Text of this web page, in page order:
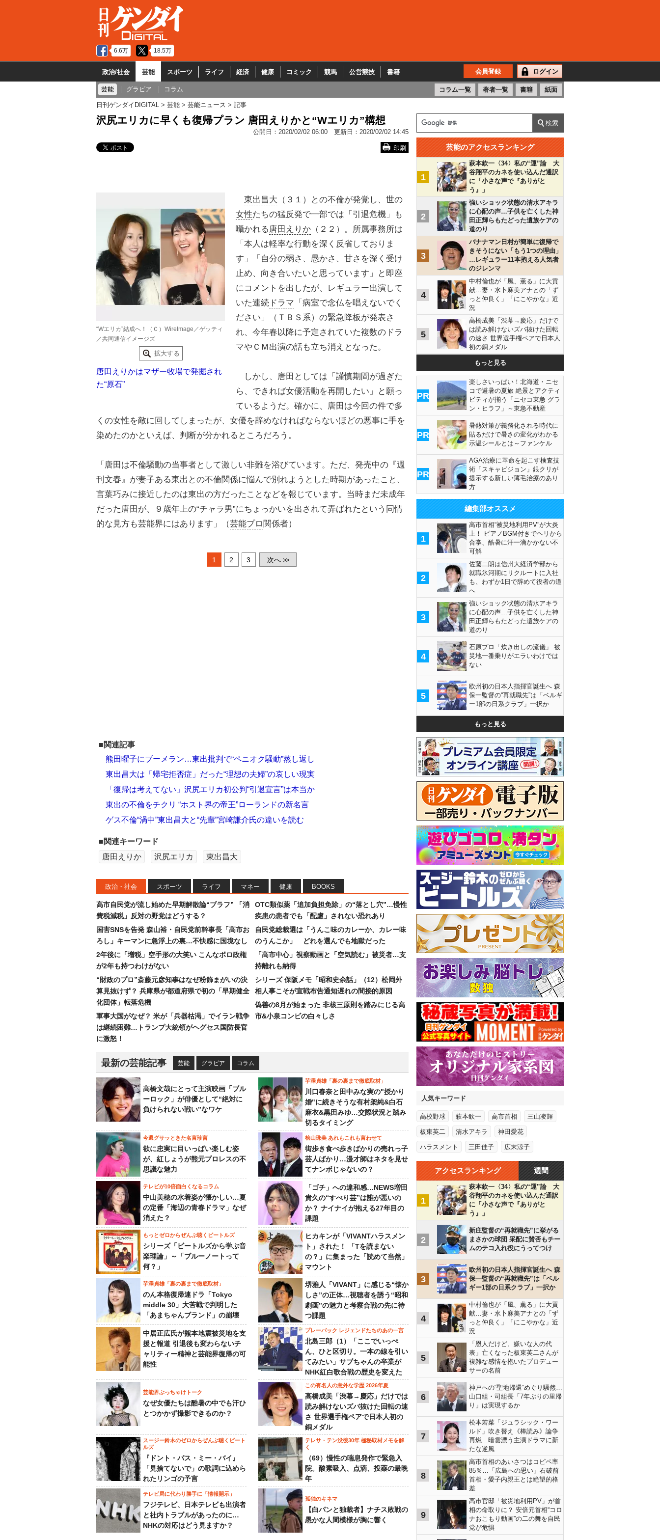
6.6万 18.5万
政治/社会 芸能 スポーツ ライフ 経済 健康 コミック 競馬 公営競技 書籍 会員登録 ログイン
芸能 グラビア コラム コラム一覧 著者一覧 書籍 紙面
日刊ゲンダイDIGITAL 芸能 芸能ニュース 記事
沢尻エリカに早くも復帰プラン 唐田えりかと“Wエリカ”構想
公開日： 2020/02/02 06:00 更新日： 2020/02/02 14:45
印刷
“Wエリカ”結成へ！（Ｃ）WireImage／ゲッティ
／共同通信イメージズ
拡大する
唐田えりかはマザー牧場で発掘され
た“原石”
東出昌大 （３１）との不倫が発覚し、世の
女性たちの猛反発で一部では「引退危機」も
囁かれる唐田えりか （２２）。所属事務所は
「本人は軽率な行動を深く反省しておりま
す」「自分の弱さ、愚かさ、甘さを深く受け
止め、向き合いたいと思っています」と即座
にコメントを出したが、レギュラー出演して
いた連続 ドラマ 「病室で念仏を唱えないでく
ださい」（ＴＢＳ系）の緊急降板が発表さ
れ、今年春以降に予定されていた複数のドラ
マやＣＭ出演の話も立ち消えとなった。
しかし、唐田としては「謹慎期間が過ぎた
ら、できれば女優活動を再開したい」と願っ
ているようだ。確かに、唐田は今回の件で多
くの女性を敵に回してしまったが、女優を辞めなければならないほどの悪事に手を
染めたのかといえば、判断が分かれるところだろう。
「唐田は不倫騒動の当事者として激しい非難を浴びています。ただ、発売中の『週
刊文春』が妻子ある東出との不倫関係に悩んで別れようとした時期があったこと、
言葉巧みに接近したのは東出の方だったことなどを報じています。当時まだ未成年
だった唐田が、９歳年上の“チャラ男”にちょっかいを出されて弄ばれたという同情
的な見方も芸能界にはあります」（芸能プロ 関係者）
1 2 3 次へ >>
■関連記事
熊田曜子にブーメラン…東出批判で“ペニオク騒動”蒸し返し
東出昌大は「帰宅拒否症」だった“理想の夫婦”の哀しい現実
「復帰は考えてない」沢尻エリカ初公判“引退宣言”は本当か
東出の不倫をチクリ “ホスト界の帝王”ローランドの新名言
ゲス不倫“渦中”東出昌大と“先輩”宮崎謙介氏の違いを読む
■関連キーワード
唐田えりか
沢尻エリカ 東出昌大
政治・社会 スポーツ ライフ マネー 健康 BOOKS
高市自民党が流し始めた早期解散論“ブラフ” 「消
費税減税」反対の野党はどうする？
国害SNSを告発 森山裕・自民党前幹事長「高市お
ろし」キーマンに急浮上の裏…不快感に国境なし
2年後に「増税」空手形の大笑い こんなボロ政権
が2年も持つわけがない
“財政のプロ”斎藤元彦知事はなぜ粉飾まがいの決
算見抜けず？ 兵庫県が都道府県で初の「早期健全
化団体」転落危機
軍事大国がなぜ？ 米が「兵器枯渇」でイラン戦争
は継続困難…トランプ大統領がヘグセス国防長官
に激怒！
OTC類似薬「追加負担免除」の“落とし穴”…慢性
疾患の患者でも「配慮」されない恐れあり
自民党総裁選は「うんこ味のカレーか、カレー味
のうんこか」 どれを選んでも地獄だった
「高市中心」視察動画と「空気読む」被災者…支
持離れも納得
シリーズ 保阪メモ「昭和史余話」（12）松岡外
相人事こそが宣戦布告通知遅れの間接的原因
偽善の8月が始まった 非核三原則を踏みにじる高
市&小泉コンビの白々しさ
最新の芸能記事 芸能 グラビア コラム
高橋文哉にとって主演映画「ブル
ーロック」が俳優として“絶対に
負けられない戦い”なワケ
芋澤貞雄「裏の裏まで徹底取材」
川口春奈と田中みな実の"授かり
婚"に続きそうな有村架純&白石
麻衣&黒田みゆ…交際状況と踏み
切るタイミング
今週グサッときた名言珍言
欲に忠実に目いっぱい楽しむ姿
が、紅しょうが熊元プロレスの不
思議な魅力
桧山珠美 あれもこれも言わせて
街歩き食べ歩きばかりの売れっ子
芸人ばかり…漫才師はネタを見せ
てナンボじゃないの？
テレビが10倍面白くなるコラム
中山美穂の水着姿が懐かしい…夏
の定番「海辺の青春ドラマ」なぜ
消えた？
「ゴチ」への違和感…NEWS増田
貴久の“すべり芸”は誰が悪いの
か？ ナイナイが抱える27年目の
課題
もっとゼロからぜんぶ聴くビートルズ
シリーズ「ビートルズから学ぶ音
楽理論」～「ブルーノートって
何？」
ヒカキンが「VIVANTハラスメン
ト」された！ 「Tを読まない
の？」に集まった「読めて当然」
マウント
芋澤貞雄「裏の裏まで徹底取材」
のん本格復帰連ドラ「Tokyo
middle 30」大苦戦で判明した
「あまちゃんブランド」の崩壊
堺雅人「VIVANT」に感じる“懐か
しさ”の正体…視聴者を誘う“昭和
劇画”の魅力と考察合戦の先に待
つ課題
中居正広氏が熊本地震被災地を支
援と報道 引退後も変わらないチ
ャリティー精神と芸能界復帰の可
能性
プレーバック レジェンドたちのあの一言
北島三郎（1）「ここでいっぺ
ん、ひと区切り。一本の線を引い
てみたい」サブちゃんの卒業が
NHK紅白歌合戦の歴史を変えた
芸能界ぶっちゃけトーク
なぜ女優たちは酷暑の中でも汗ひ
とつかかず撮影できるのか？
この有名人の意外な学歴 2026年夏
高橋成美「渋幕→慶応」だけでは
読み解けないズバ抜けた回転の速
さ 世界選手権ペアで日本人初の
銅メダル
スージー鈴木のゼロからぜんぶ聴くビート
ルズ
『ドント・パス・ミー・バイ』
「見捨てないで」の歌詞に込めら
れたリンゴの予言
テレサ・テン没後30年 極秘取材メモを解
く
（69）慢性の喘息発作で緊急入
院。酸素吸入、点滴、投薬の最晩
年
テレビ局に代わり勝手に「情報開示」
フジテレビ、日本テレビも出演者
と社内トラブルがあったのに…
NHKの対応はどう見ますか？
孤独のキネマ
【白パンと独裁者】ナチス敗戦の
愚かな人間模様が胸に響く
芸能のアクセスランキング
1
萩本欽一〈34〉私の“運”論 大
谷翔平のカネを使い込んだ通訳
に「小さな声で『ありがと
う』」
2
強いショック状態の清水アキラ
に心配の声…子供を亡くした神
田正輝らもたどった遺族ケアの
道のり
3
バナナマン日村が簡単に復帰で
きそうにない「もう1つの理由」
…レギュラー11本抱える人気者
のジレンマ
4
中村倫也が「風、薫る」に大貢
献…妻・水卜麻美アナとの「ず
っと仲良く」「にこやかな」近
況
5
高橋成美「渋幕→慶応」だけで
は読み解けないズバ抜けた回転
の速さ 世界選手権ペアで日本人
初の銅メダル
もっと見る
PR
楽しさいっぱい！北海道・ニセ
コで避暑の夏旅 絶景とアクティ
ビティが揃う「ニセコ東急 グラ
ン・ヒラフ」～東急不動産
PR
暑熱対策が義務化される時代に
貼るだけで暑さの変化がわかる
示温シールとは～ファンケル
PR
AGA治療に革命を起こす検査技
術「スキャビジョン」銀クリが
提示する新しい薄毛治療のあり
方
編集部オススメ
1
高市首相“被災地利用PV”が大炎
上！ ピアノBGM付きでヘリから
合掌、酷暑に汗一滴かかない不
可解
2
佐藤二朗は信州大経済学部から
就職氷河期にリクルートに入社
も、わずか1日で辞めて役者の道
へ
3
強いショック状態の清水アキラ
に心配の声…子供を亡くした神
田正輝らもたどった遺族ケアの
道のり
4
石原プロ「炊き出しの流儀」 被
災地一番乗りがエラいわけでは
ない
5
欧州初の日本人指揮官誕生へ 森
保一監督の“再就職先”は「ベルギ
ー1部の日系クラブ」一択か
もっと見る
人気キーワード
高校野球 萩本欽一 高市首相 三山凌輝
板東英二 清水アキラ 神田愛花
ハラスメント 三田佳子 広末涼子
アクセスランキング 週間
1
萩本欽一〈34〉私の“運”論 大
谷翔平のカネを使い込んだ通訳
に「小さな声で『ありがと
う』」
2
新庄監督の“再就職先”に挙がる
まさかの球団 采配に賛否もチー
ムのテコ入れ役にうってつけ
3
欧州初の日本人指揮官誕生へ 森
保一監督の“再就職先”は「ベル
ギー1部の日系クラブ」一択か
4
中村倫也が「風、薫る」に大貢
献…妻・水卜麻美アナとの「ず
っと仲良く」「にこやかな」近
況
5
「恩人だけど、嫌いな人の代
表」亡くなった板東英二さんが
複雑な感情を抱いたプロデュー
サーの名前
6
神戸への“聖地帰還”めぐり騒然…
山口組・司組長「7年ぶりの里帰
り」は実現するか
7
松本若菜「ジュラシック・ワー
ルド」吹き替え《棒読み》論争
再燃…暗雲漂う主演ドラマに新
たな逆風
8
高市首相のあいさつはコピペ率
85％…「広島への思い」石破前
首相・愛子内親王とは絶望的格
差
9
高市官邸「被災地利用PV」が首
相の命取りに？ 安倍元首相“コロ
ナおこもり動画”の二の舞を自民
党が危惧